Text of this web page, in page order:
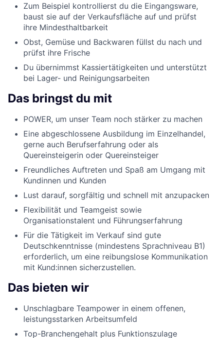
Zum Beispiel kontrollierst du die Eingangsware,
baust sie auf der Verkaufsfläche auf und prüfst
ihre Mindesthaltbarkeit
Obst, Gemüse und Backwaren füllst du nach und
prüfst ihre Frische
Du übernimmst Kassiertätigkeiten und unterstützt
bei Lager- und Reinigungsarbeiten
Das bringst du mit
POWER, um unser Team noch stärker zu machen
Eine abgeschlossene Ausbildung im Einzelhandel,
gerne auch Berufserfahrung oder als
Quereinsteigerin oder Quereinsteiger
Freundliches Auftreten und Spaß am Umgang mit
Kundinnen und Kunden
Lust darauf, sorgfältig und schnell mit anzupacken
Flexibilität und Teamgeist sowie
Organisationstalent und Führungserfahrung
Für die Tätigkeit im Verkauf sind gute
Deutschkenntnisse (mindestens Sprachniveau B1)
erforderlich, um eine reibungslose Kommunikation
mit Kund:innen sicherzustellen.
Das bieten wir
Unschlagbare Teampower in einem offenen,
leistungsstarken Arbeitsumfeld
Top-Branchengehalt plus Funktionszulage